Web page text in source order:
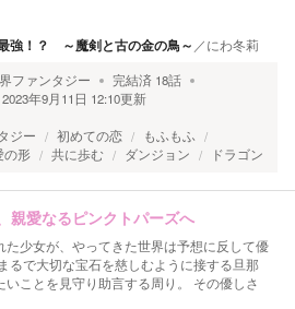
強！？ ～魔剣と古の金の鳥～ ／にわ冬莉
ファンタジー 完結済 18話
2023年9月11日 12:10更新
ジー 初めての恋
もふもふ
の形 共に歩む ダンジョン ドラゴン
親愛なるピンクトパーズへ
た少女が、やってきた世界は予想に反して優
るで大切な宝石を慈しむように接する旦那
いことを見守り助言する周り。 その優しさ